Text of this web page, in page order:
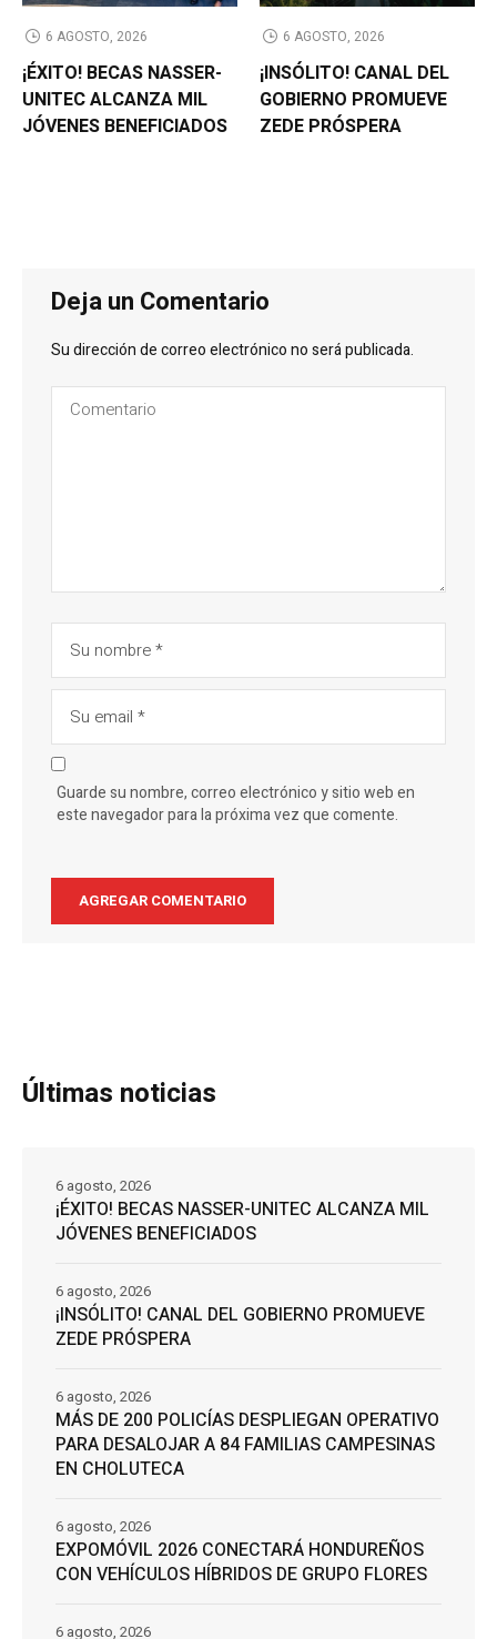
6 AGOSTO, 2026
¡ÉXITO! BECAS NASSER-
UNITEC ALCANZA MIL
JÓVENES BENEFICIADOS
6 AGOSTO, 2026
¡INSÓLITO! CANAL DEL
GOBIERNO PROMUEVE
ZEDE PRÓSPERA
Deja un Comentario
Su dirección de correo electrónico no será publicada.
Guarde su nombre, correo electrónico y sitio web en
este navegador para la próxima vez que comente.
Últimas noticias
¡ÉXITO! BECAS NASSER-UNITEC ALCANZA MIL
JÓVENES BENEFICIADOS
6 agosto, 2026
¡INSÓLITO! CANAL DEL GOBIERNO PROMUEVE
ZEDE PRÓSPERA
6 agosto, 2026
MÁS DE 200 POLICÍAS DESPLIEGAN OPERATIVO
PARA DESALOJAR A 84 FAMILIAS CAMPESINAS
EN CHOLUTECA
6 agosto, 2026
EXPOMÓVIL 2026 CONECTARÁ HONDUREÑOS
CON VEHÍCULOS HÍBRIDOS DE GRUPO FLORES
6 agosto, 2026
6 agosto, 2026